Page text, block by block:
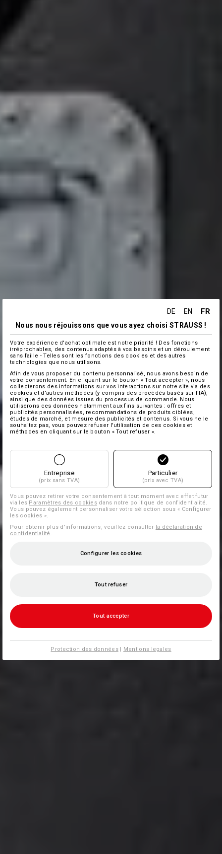
DE EN FR
Nous nous réjouissons que vous ayez choisi STRAUSS !
Votre expérience d'achat optimale est notre priorité ! Des fonctions
irréprochables, des contenus adaptés à vos besoins et un déroulement
sans faille - Telles sont les fonctions des cookies et des autres
technologies que nous utilisons.
Afin de vous proposer du contenu personnalisé, nous avons besoin de
votre consentement. En cliquant sur le bouton « Tout accepter », nous
collecterons des informations sur vos interactions sur notre site via des
cookies et d'autres méthodes (y compris des procédés basés sur l'IA),
ainsi que des données issues du processus de commande. Nous
utiliserons ces données notamment aux fins suivantes : offres et
publicités personnalisées, recommandations de produits ciblées,
études de marché, et mesure des publicités et contenus. Si vous ne le
souhaitez pas, vous pouvez refuser l'utilisation de ces cookies et
méthodes en cliquant sur le bouton « Tout refuser ».
Entreprise
(prix sans TVA)
Particulier
(prix avec TVA)
Vous pouvez retirer votre consentement à tout moment avec effet futur
via les Paramètres des cookies dans notre politique de confidentialité.
Vous pouvez également personnaliser votre sélection sous « Configurer
les cookies ».
Pour obtenir plus d'informations, veuillez consulter la déclaration de
confidentialité .
Configurer les cookies
Tout refuser
Tout accepter
Protection des données| Mentions legales